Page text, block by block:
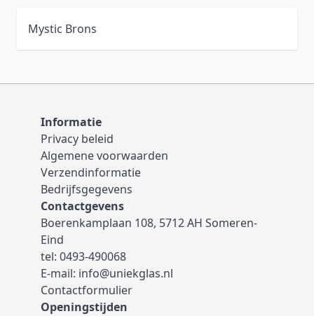
Mystic Brons
Informatie
Privacy beleid
Algemene voorwaarden
Verzendinformatie
Bedrijfsgegevens
Contactgevens
Boerenkamplaan 108, 5712 AH Someren-
Eind
tel: 0493-490068
E-mail: info@uniekglas.nl
Contactformulier
Openingstijden